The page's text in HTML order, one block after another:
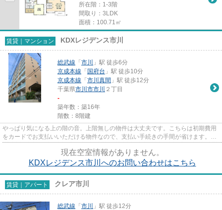
所在階：1-3階
間取り：3LDK
面積：100.71㎡
賃貸｜マンション KDXレジデンス市川
総武線 「 市川
」駅 徒歩6分
京成本線 「 国府台 」駅 徒歩10分
京成本線 「 市川真間 」駅 徒歩12分
千葉県市川市市川 ２丁目
-
築年数：築16年
階数：8階建
やっぱり気になる上の階の音。上階無しの物件は大丈夫です。こちらは初期費用
をカードでお支払いいただける物件なので、支払い手続きの手間が省けます。高
現在空室情報がありません。
KDXレジデンス市川へのお問い合わせはこちら
賃貸｜アパート クレア市川
総武線 「 市川
」駅 徒歩12分